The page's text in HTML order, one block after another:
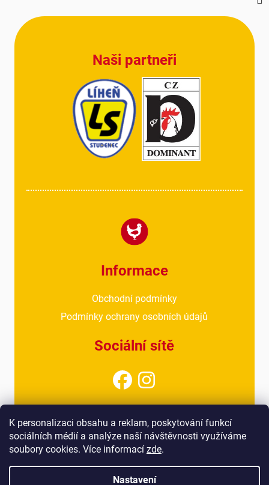
K personalizaci obsahu a reklam, poskytování funkcí
sociálních médií a analýze naší návštěvnosti využíváme
soubory cookies. Více informací zde.
Nastavení
Naši partneři
Informace
Obchodní podmínky
Podmínky ochrany osobních údajů
Sociální sítě
info@drubezarnahoresovice.cz